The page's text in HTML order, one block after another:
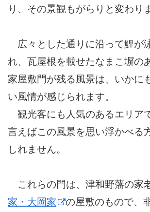
り、その景観もがらりと変わり
広々とした通りに沿って鯉が
れ、瓦屋根を載せたなまこ塀の
家屋敷門が残る風景は、いかに
い風情が感じられます。
観光客にも人気のあるエリア
言えばこの風景を思い浮かべる
しれません。
これらの門は、津和野藩の家
家・大岡家
の屋敷のもので、